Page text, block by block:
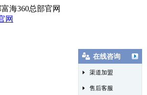
海360总部官网
在线咨询
渠道加盟
售后客服